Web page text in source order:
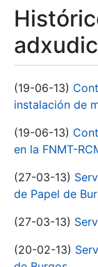
(19-06-13)
instalación de
(19-06-13)
en la FNMT-
(27-03-13)
de Papel de
(27-03-13)
(20-02-13)